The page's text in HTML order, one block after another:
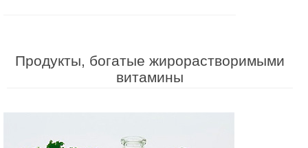
Продукты, богатые жирорастворимыми
витамины